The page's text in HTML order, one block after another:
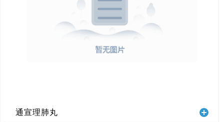
通宣理肺丸